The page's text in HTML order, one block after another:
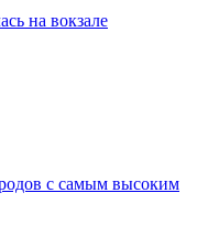
на вокзале
с самым высоким